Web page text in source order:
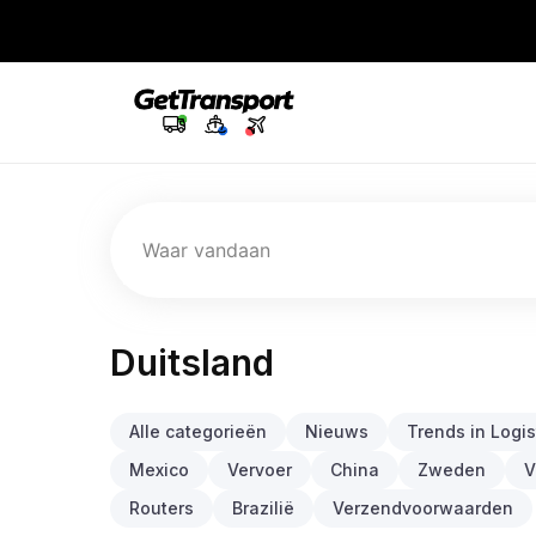
Waar vandaan
Duitsland
Alle categorieën Nieuws
Trends in
Mexico
Vervoer China Zweden
Routers
Brazilië Verzendvoorwaarden